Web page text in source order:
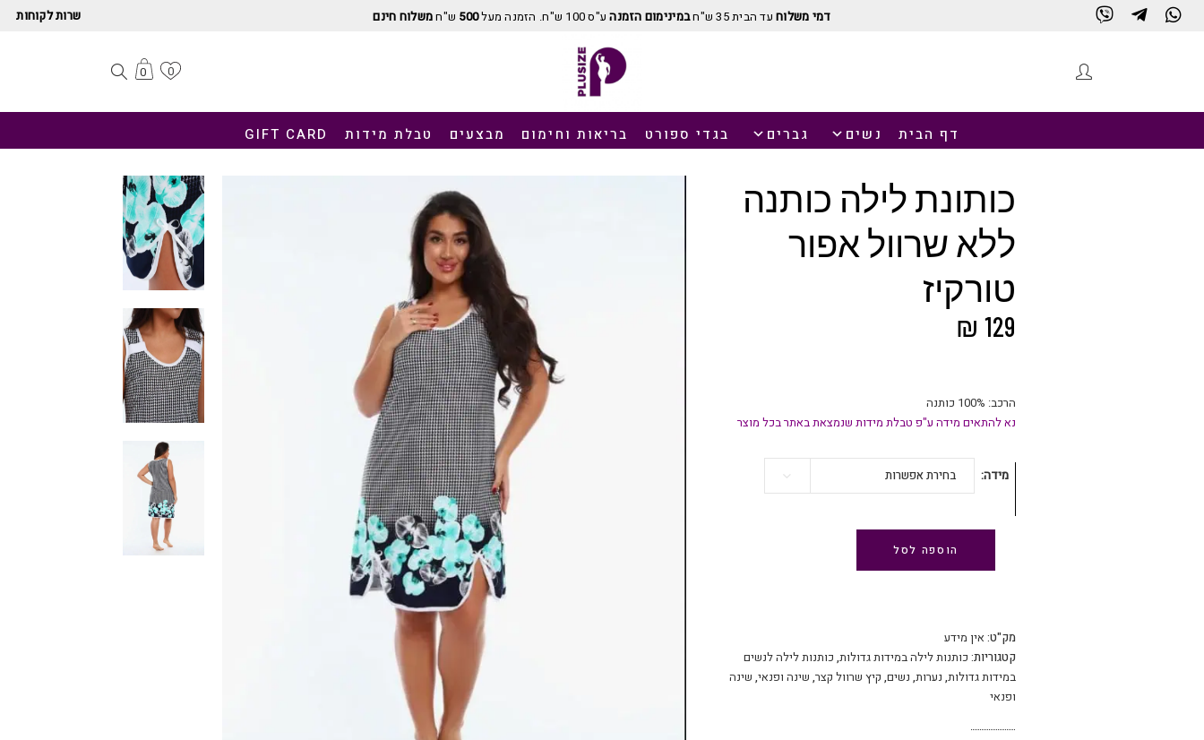
שרות לקוחות דמי משלוחעד הבית 35 ש"ח במינימום הזמנהע"ס 100 ש"ח. הזמנה מעל 500 ש"חמשלוח חינם
0 0
דף הבית נשים גברים בגדי ספורט בריאות וחימום מבצעים טבלת מידות GIFT CARD
חנות
כותונת לילה כותנה
ללא שרוול אפור
טורקיז
₪ 129
הרכב: 100% כותנה
נא להתאים מידה ע"פ טבלת מידות שנמצאת באתר בכל מוצר
מידה בחירת אפשרות
הוספה לסל
מק"ט: אין מידע
קטגוריות: כותנות לילה במידות גדולות, כותנות לילה לנשים
במידות גדולות, נערות, נשים, קיץ שרוול קצר, שינה ופנאי, שינה
ופנאי